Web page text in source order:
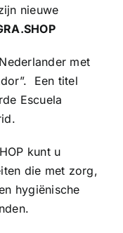
nieuwe
met
Een titel
Escuela
kunt u
die met zorg,
hygiënische